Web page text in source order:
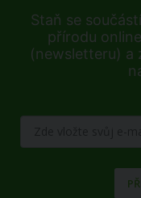
Staň se
přírodu
(newsletteru) a